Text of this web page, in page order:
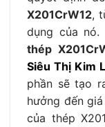
X201CrW12,
dụng của
thép
Siêu Thị Kim
phần sẽ tạo
hưởng đến
của thép